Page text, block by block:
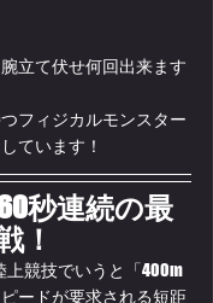
立て伏せ何回出来ます
フィジカルモンスター
ています！
秒連続の最
！
上競技でいうと「400m
ードが要求される短距